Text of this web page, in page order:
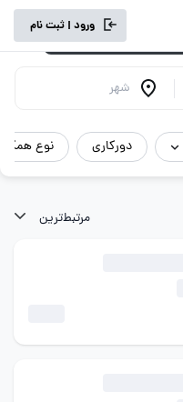
ورود | ثبت نام
شهر
دورکاری نوع
برای تجربه کاربری بهتر و سرعت بالاتر، vpn